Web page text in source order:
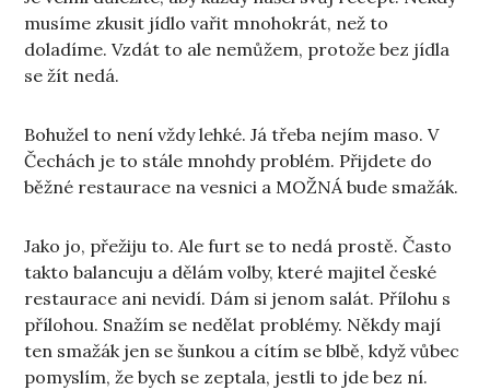
musíme zkusit jídlo vařit mnohokrát, než to
doladíme. Vzdát to ale nemůžem, protože bez jídla
se žít nedá.
Bohužel to není vždy lehké. Já třeba nejím maso. V
Čechách je to stále mnohdy problém. Přijdete do
běžné restaurace na vesnici a MOŽNÁ bude smažák.
Jako jo, přežiju to. Ale furt se to nedá prostě. Často
takto balancuju a dělám volby, které majitel české
restaurace ani nevidí. Dám si jenom salát. Přílohu s
přílohou. Snažím se nedělat problémy. Někdy mají
ten smažák jen se šunkou a cítím se blbě, když vůbec
pomyslím, že bych se zeptala, jestli to jde bez ní.